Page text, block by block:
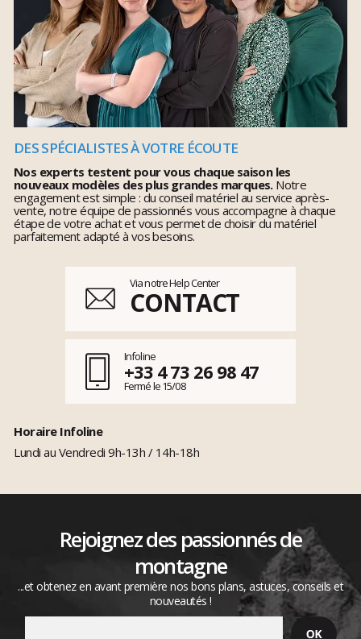
DES SPÉCIALISTES À VOTRE ÉCOUTE
Nos experts testent pour vous chaque saison les
nouveaux modèles des plus grandes marques.Notre
engagement est simple : du conseil matériel au service après-
vente, notre équipe de passionnés vous accompagne à chaque
étape de votre achat et vous permet de choisir du matériel
parfaitement adapté à vos besoins.
Via notre Help Center
CONTACT
Infoline
+33 4 73 26 98 47
Fermé le 15/08
Horaire Infoline
Lundi au Vendredi 9h-13h / 14h-18h
Rejoignez des passionnés de
montagne
...et obtenez en avant première nos bons plans, astuces, conseils et
nouveautés !